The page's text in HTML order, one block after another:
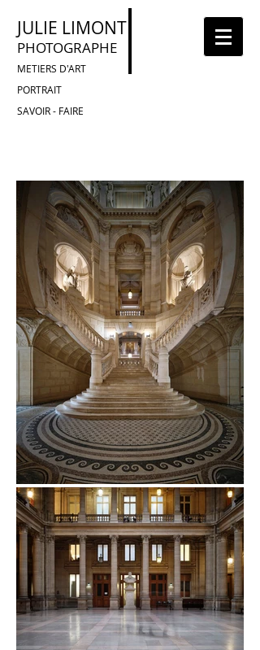
JULIE LIMONT
PHOTOGRAPHE
METIERS D'ART
PORTRAIT
SAVOIR - FAIRE